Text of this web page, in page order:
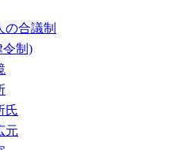
の合議制
令制)
氏
元